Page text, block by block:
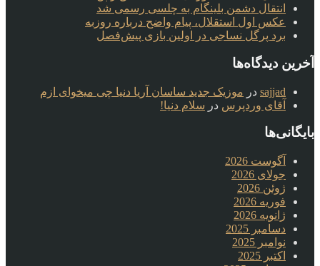
انتقال دشمن بلینگام به چلسی رسمی شد
عکس اول استقلال، پیام واضح درباره روزبه
برد پرگل نساجی در اولین بازی پیش‌فصل
آخرین دیدگاه‌ها
sajjad در موزیک جدید ساسان آریا دنیا چی میخوای ازم
آقای وردپرس در سلام دنیا!
بایگانی‌ها
آگوست 2026
جولای 2026
ژوئن 2026
فوریه 2026
ژانویه 2026
دسامبر 2025
نوامبر 2025
اکتبر 2025